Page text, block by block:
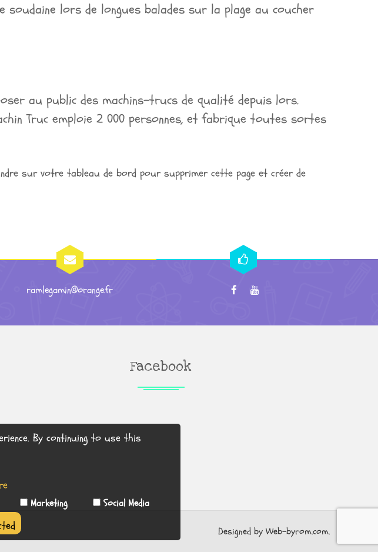
soudaine lors de longues balades sur la plage au coucher
au public des machins-trucs de qualité depuis lors.
Truc emploie 2 000 personnes, et fabrique toutes sortes
sur votre tableau de bord pour supprimer cette page et créer de
ramlegamin@orange.fr
Facebook
Designed by Web-byrom.com.
By continuing to use this
Marketing Social Media